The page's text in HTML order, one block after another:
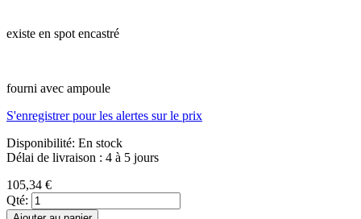
existe en spot encastré
fourni avec ampoule
S'enregistrer pour les alertes sur le prix
Disponibilité: En stock
Délai de livraison : 4 à 5 jours
105,34 €
Qté: